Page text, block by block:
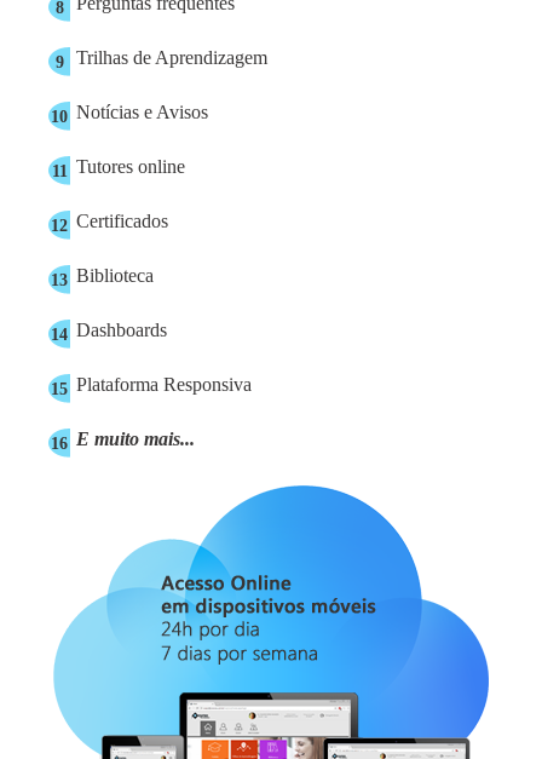
8
9 Trilhas de Aprendizagem
10 Notícias e Avisos
11 Tutores online
12 Certificados
13 Biblioteca
14 Dashboards
15 Plataforma Responsiva
16 E muito mais...